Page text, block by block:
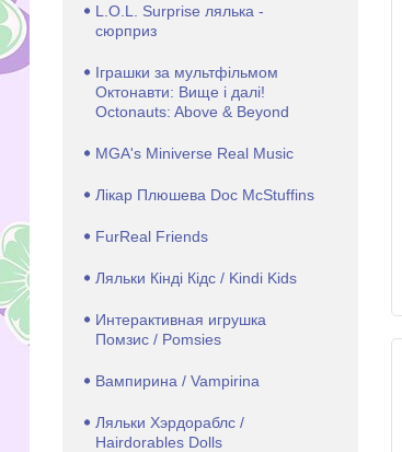
L.O.L. Surprise лялька -
сюрприз
Іграшки за мультфільмом
Октонавти: Вище і далі!
Octonauts: Above & Beyond
MGA's Miniverse Real Music
Лікар Плюшева Doc McStuffins
FurReal Friends
Ляльки Кінді Кідс / Kindi Kids
Интерактивная игрушка
Помзис / Pomsies
Вампирина / Vampirina
Ляльки Хэрдораблс /
Hairdorables Dolls